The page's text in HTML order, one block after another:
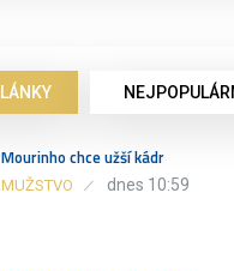
Mourinho chce užší kádr
MUŽSTVO dnes 10:59